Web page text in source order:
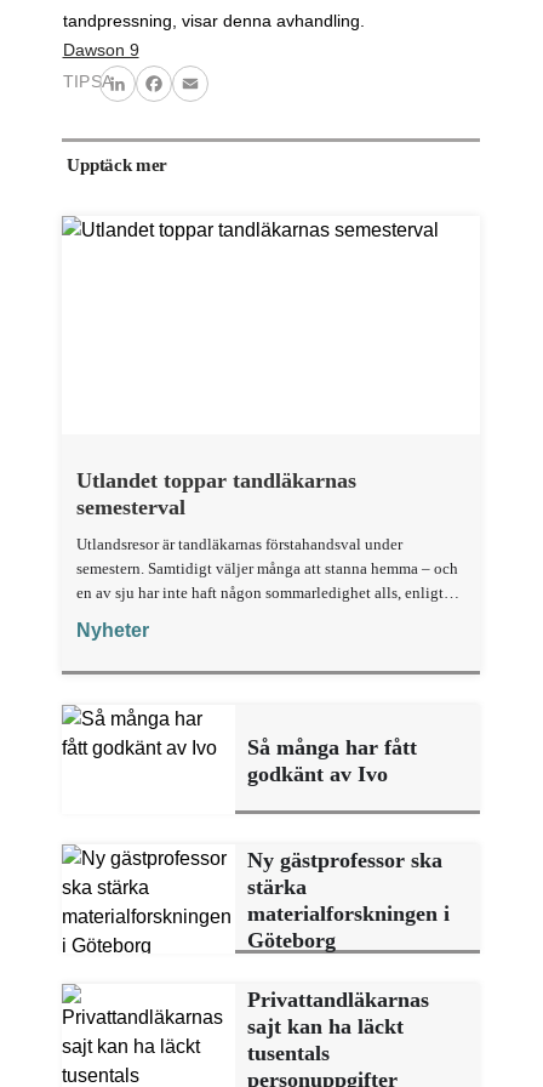
tandpressning, visar denna avhandling.
Dawson 9
TIPSA
LinkedInFacebook
Email
Upptäck mer
Utlandet toppar tandläkarnas
semesterval
Utlandsresor är tandläkarnas förstahandsval under
semestern. Samtidigt väljer många att stanna hemma – och
en av sju har inte haft någon sommarledighet alls, enligt
Nyheter
Så många har fått
godkänt av Ivo
Ny gästprofessor ska
stärka
materialforskningen i
Göteborg
Privattandläkarnas
sajt kan ha läckt
tusentals
personuppgifter